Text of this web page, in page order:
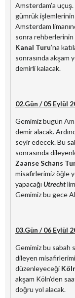
Amsterdam’a
gümrük işlemlerinin
Amsterdam
sonra rehberlerinin
Kanal Turu’na
sonrasında akşam
demirli kalacak.
02.Gün / 05 Eylül
Gemimiz bugün
demir alacak.
seyir edecek. Bu
sonrasında
Zaanse Schans
misafirlerimiz öğle
yapacağı Utrecht
Gemimiz bu gece
03.Gün / 06 Eylül
Gemimiz bu sabah
dileyen
düzenleyeceği
akşam Köln’den
doğru yol alacak.